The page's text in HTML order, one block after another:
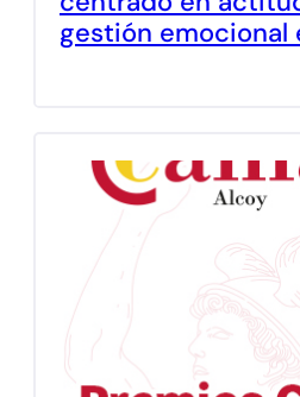
gestión emocional